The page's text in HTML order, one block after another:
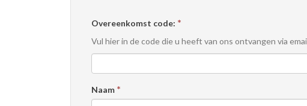
Overeenkomst code: *
Vul hier in de code die u heeft van ons ontvangen via
Naam *